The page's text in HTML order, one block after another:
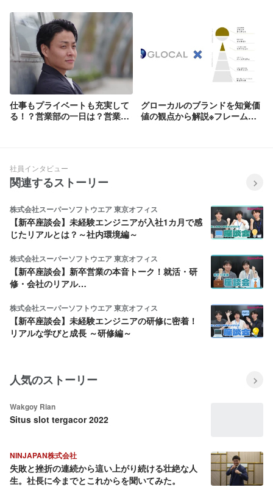
仕事もプライベートも充実して
る！？営業部の一日は？営業部
グローカルのブランドを知覚価
値の観点から解説※フレームワ
社員インタビュー
関連するストーリー
株式会社スーパーソフトウエア 東京オフィス
【新卒座談会】未経験エンジニアが入社1カ月で感
じたリアルとは？～社内環境編～
株式会社スーパーソフトウエア 東京オフィス
【新卒座談会】新卒営業の本音トーク！就活・研
修・会社のリアル…
株式会社スーパーソフトウエア 東京オフィス
【新卒座談会】未経験エンジニアの研修に密着！
リアルな学びと成長 ～研修編～
人気のストーリー
Wakgoy Rian
Situs slot tergacor 2022
NINJAPAN株式会社
失敗と挫折の連続から這い上がり続ける壮絶な人
生。社長に今までとこれからを聞いてみた。